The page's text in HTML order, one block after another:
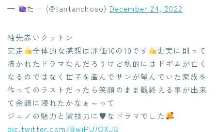
— たー (@tantanchoso) December 24, 2022
袖先赤いクットン
完走
全体的な感想は評価10の10です
史実に則って
描かれたドラマなんだろうけど私的にはドギムが亡く
なるのではなく世子を産んでサンが望んでいた家族を
作ってのラストだったら笑顔のまま観終える事が出来
て余韻に浸れたかなぁ～って
ジュノの魅力と演技力に ♥ なドラマでした
pic.twitter.com/BwjPU7OXJG